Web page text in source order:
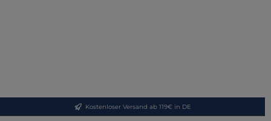
Kostenloser Versand ab 119€ in DE